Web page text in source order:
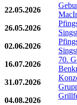
22.05.2026
26.05.2026
02.06.2026
16.07.2026
70.
31.07.2026
04.08.2026